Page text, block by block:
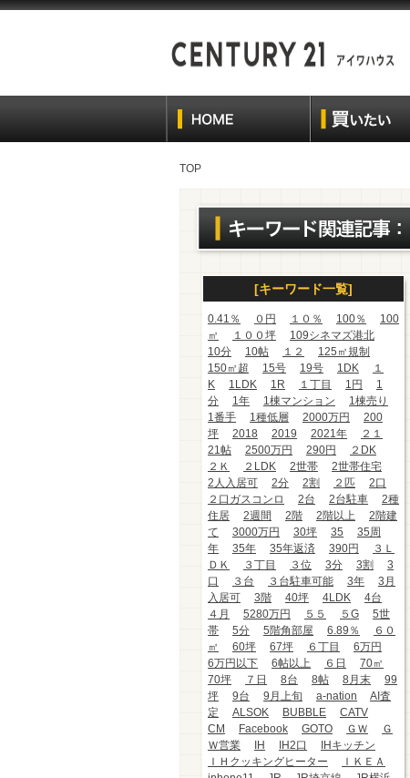
TOP
[キーワード一覧]
0.41％ ０円 １０％ 100％
100
㎡
１００坪
109シネマズ港北
10分
10帖 １２
125㎡規制
150㎡超
15号 19号 1DK
１
K
1LDK 1R １丁目 1円
1
分
1年 1棟マンション
1棟売り
1番手
1種低層 2000万円
200
坪
2018 2019 2021年
２１
21帖
2500万円 290円
２DK
２Ｋ
２LDK 2世帯
2世帯住宅
2人入居可
2分 2割 ２匹
2口
２口ガスコンロ
2台 2台駐車
2種
住居
2週間 2階 2階以上
2階建
て
3000万円 30坪 35
35周
年
35年 35年返済 390円
３Ｌ
ＤＫ
３丁目 ３位 3分 3割
3
口
３台 ３台駐車可能 3年
3月
入居可
3階 40坪 4LDK
4台
４月
5280万円 ５５ ５G
5世
帯
5分 5階角部屋 6.89％
６０
㎡
60坪 67坪 ６丁目
6万円
6万円以下
6帖以上 ６日
70㎡
70坪
７日 8台 8帖 8月末
99
坪
9台 9月上旬 a-nation
AI査
定
ALSOK BUBBLE
CATV
CM
Facebook GOTO ＧＷ
Ｇ
Ｗ営業
IH IH2口
IHキッチン
ＩＨクッキングヒーター
ＩＫＥＡ